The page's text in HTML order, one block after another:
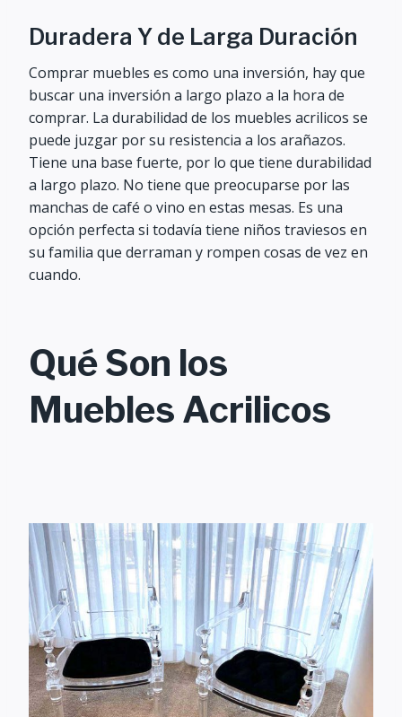
Duradera Y de Larga Duración
Comprar muebles es como una inversión, hay que
buscar una inversión a largo plazo a la hora de
comprar. La durabilidad de los muebles acrilicos se
puede juzgar por su resistencia a los arañazos.
Tiene una base fuerte, por lo que tiene durabilidad
a largo plazo. No tiene que preocuparse por las
manchas de café o vino en estas mesas. Es una
opción perfecta si todavía tiene niños traviesos en
su familia que derraman y rompen cosas de vez en
cuando.
Qué Son los
Muebles Acrilicos